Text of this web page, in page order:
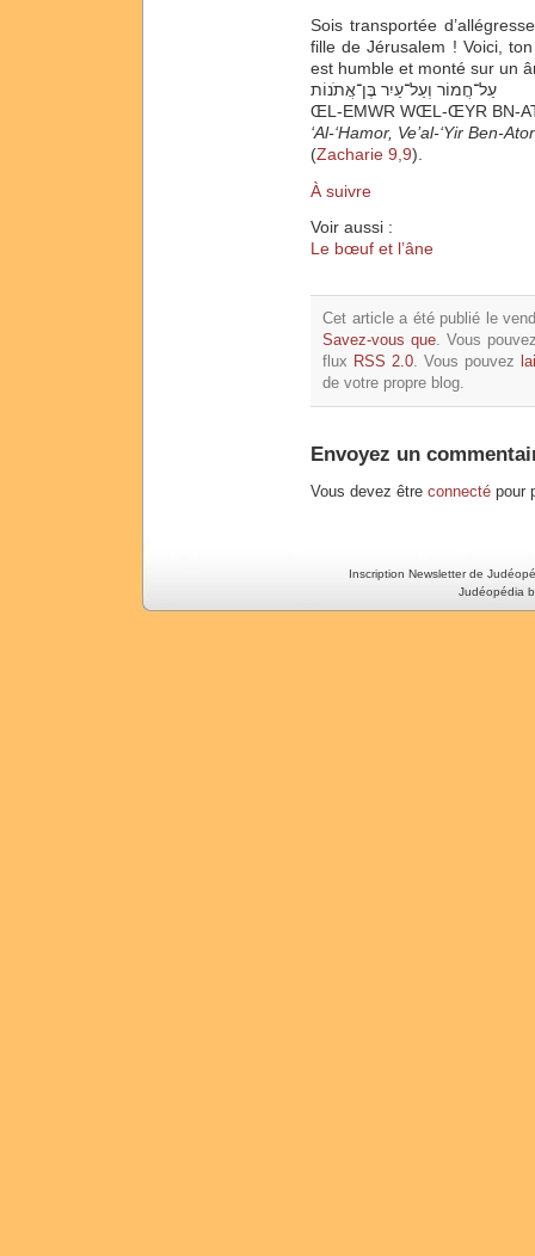
Sois transportée
fille de Jérusalem ! Voici,
est humble et monté sur un
עַל־חֲמוֹר וְעַל־עַיִר בֶּן־אֲתֹנוֹת
ŒL-EMWR WŒL-ŒYR BN-
‘Al-‘Hamor, Ve’al-‘Yir Ben-
(Zacharie 9,9).
À suivre
Voir aussi :
Le bœuf et l’âne
Cet article a été publié le
Savez-vous que. Vous
flux RSS 2.0. Vous pouvez
de votre propre blog.
Envoyez un
Vous devez être connecté pour
Inscription Newsletter de
Judéopédia